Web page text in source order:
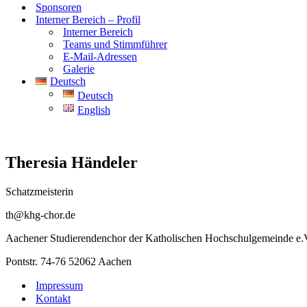
Sponsoren
Interner Bereich – Profil
Interner Bereich
Teams und Stimmführer
E-Mail-Adressen
Galerie
Deutsch
Deutsch
English
Theresia Händeler
Schatzmeisterin
th@khg-chor.de
Aachener Studierendenchor der Katholischen Hochschulgemeinde
Pontstr. 74-76 52062 Aachen
Impressum
Kontakt